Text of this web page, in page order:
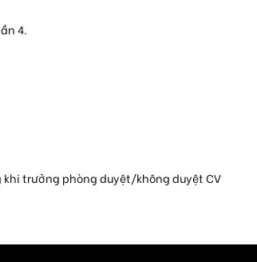
4.
trưởng phòng duyệt/không duyệt CV